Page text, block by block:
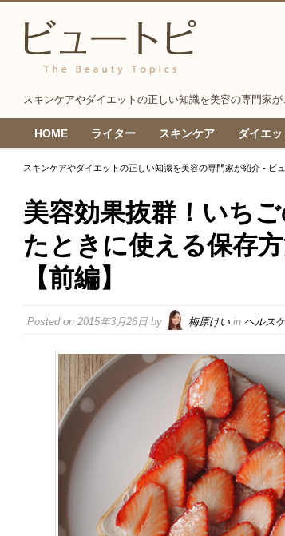
スキンケアやダイエットの正しい知識を美容の専門家が
HOME ライター スキンケア ダイエッ
スキンケアやダイエットの正しい知識を美容の専門家が紹介 - ビ
美容効果抜群！いち
たときに使える保存
【前編】
Posted on 2015年3月26日 by 梅原けい in ヘルス